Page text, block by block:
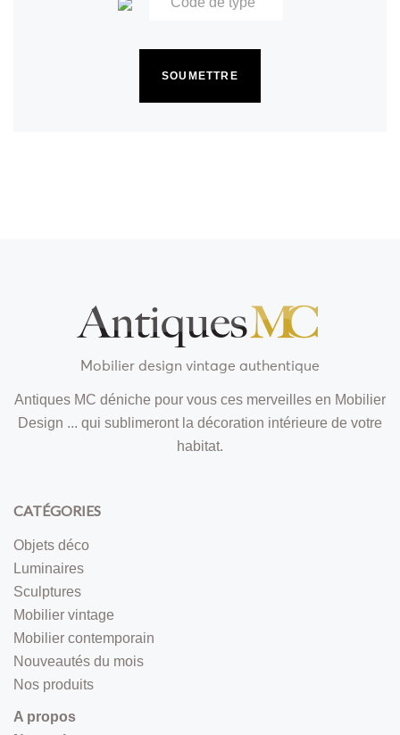
Mobilier design vintage authentique
Antiques MC déniche pour vous ces merveilles en Mobilier
Design ... qui sublimeront la décoration intérieure de votre
habitat.
CATÉGORIES
Objets déco
Luminaires
Sculptures
Mobilier vintage
Mobilier contemporain
Nouveautés du mois
Nos produits
A propos